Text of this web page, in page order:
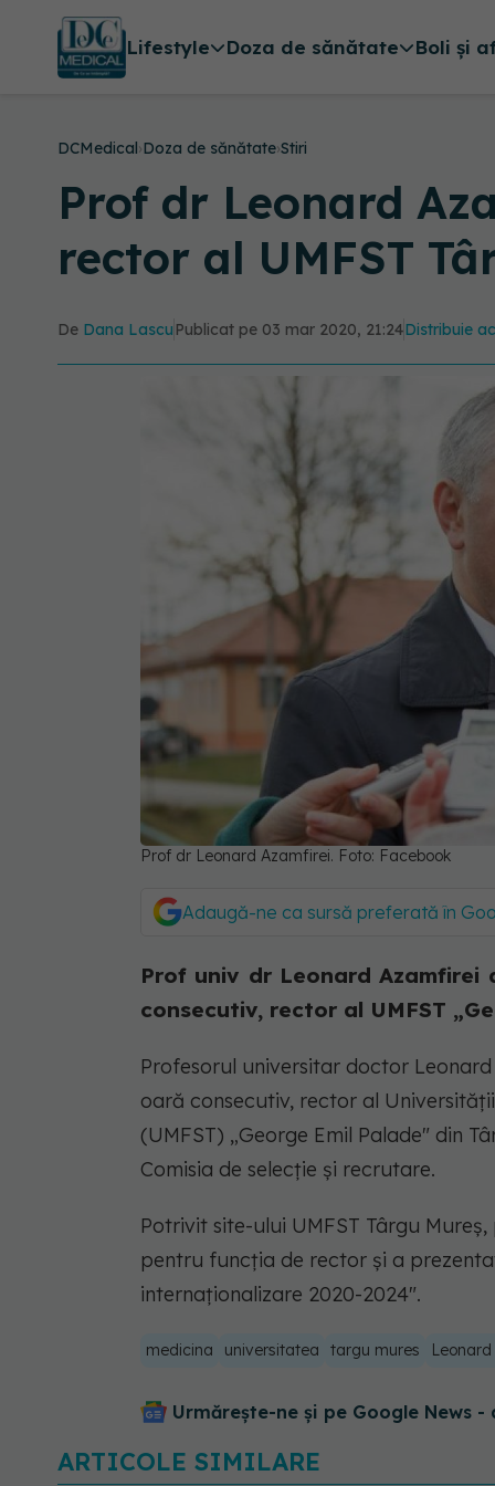
Lifestyle Doza de sănătate Boli și
DCMedical›Doza de sănătate›Stiri
Prof dr Leonard
rector al UMFST
De Dana Lascu Publicat pe 03 mar 2020, 21:24Distribuie
Prof dr Leonard Azamfirei. Foto: Facebook
Adaugă-ne ca sursă preferată în
Prof univ dr Leonard
consecutiv, rector al UMFST
Profesorul universitar doctor
oară consecutiv, rector al
(UMFST) „George Emil Palade" din
Comisia de selecție și recrutare.
Potrivit site-ului UMFST Târgu
pentru funcția de rector și a
internaționalizare 2020-2024".
medicina universitatea targu mures
Urmărește-ne și pe Google News -
ARTICOLE SIMILARE